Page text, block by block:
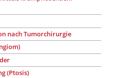
nach Tumorchirurgie
(Ptosis)